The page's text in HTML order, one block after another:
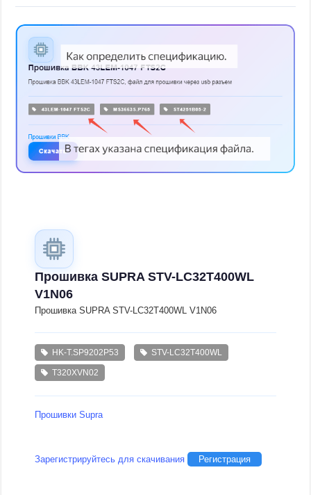
Прошивка SUPRA STV-LC32T400WL
V1N06
Прошивка SUPRA STV-LC32T400WL V1N06
HK-T.SP9202P53 STV-LC32T400WL
T320XVN02
Прошивки Supra
Зарегистрируйтесь для скачивания Регистрация